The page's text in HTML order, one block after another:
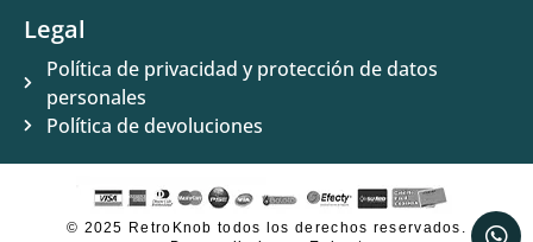
Legal
Política de privacidad y protección de datos
personales
Política de devoluciones
© 2025 RetroKnob todos los derechos reservados.